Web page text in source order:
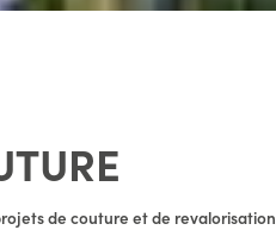
de couture et de revalorisation